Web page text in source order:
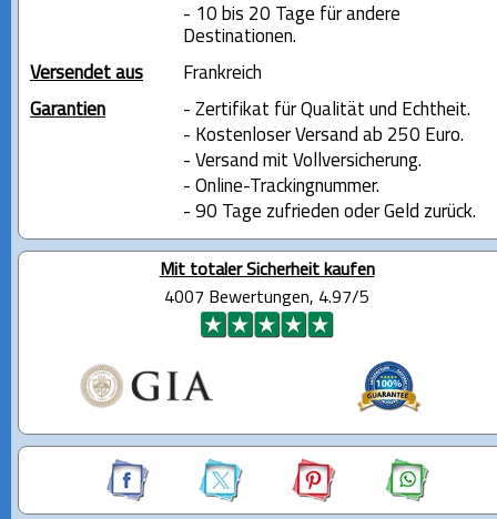
- 10 bis 20 Tage für andere
Destinationen.
Versendet aus
Frankreich
Garantien
- Zertifikat für Qualität und Echtheit.
- Kostenloser Versand ab 250 Euro.
- Versand mit Vollversicherung.
- Online-Trackingnummer.
- 90 Tage zufrieden oder Geld zurück.
Mit totaler Sicherheit kaufen
4007 Bewertungen, 4.97/5